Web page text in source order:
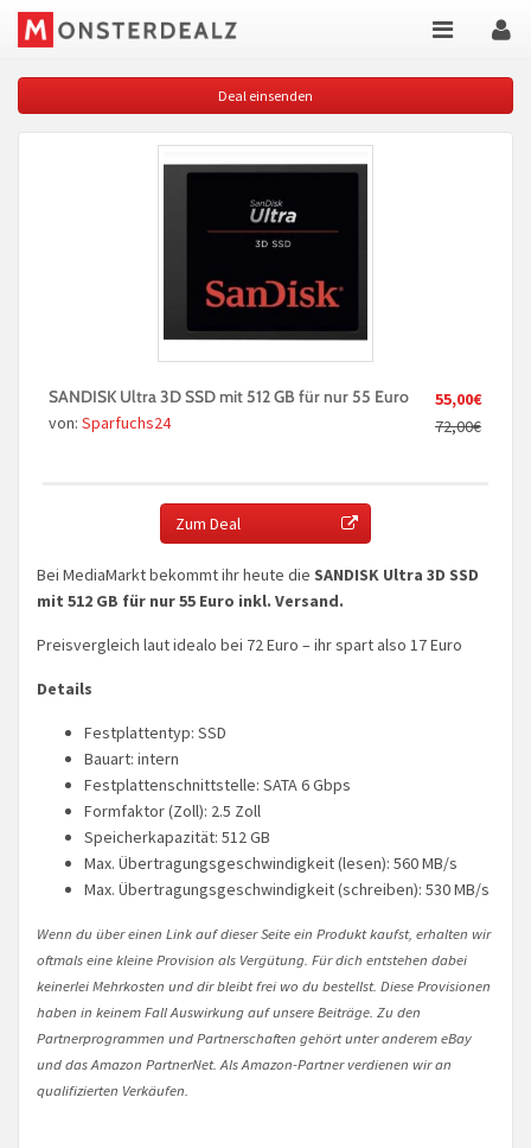
Deal einsenden
55,00€
72,00€
SANDISK Ultra 3D SSD mit 512 GB für nur 55 Euro
von: Sparfuchs24
Zum Deal
Bei MediaMarkt bekommt ihr heute die SANDISK Ultra 3D SSD
mit 512 GB für nur 55 Euro inkl. Versand.
Preisvergleich laut idealo bei 72 Euro – ihr spart also 17 Euro
Details
Festplattentyp: SSD
Bauart: intern
Festplattenschnittstelle: SATA 6 Gbps
Formfaktor (Zoll): 2.5 Zoll
Speicherkapazität: 512 GB
Max. Übertragungsgeschwindigkeit (lesen): 560 MB/s
Max. Übertragungsgeschwindigkeit (schreiben): 530 MB/s
Wenn du über einen Link auf dieser Seite ein Produkt kaufst, erhalten wir
oftmals eine kleine Provision als Vergütung. Für dich entstehen dabei
keinerlei Mehrkosten und dir bleibt frei wo du bestellst. Diese Provisionen
haben in keinem Fall Auswirkung auf unsere Beiträge. Zu den
Partnerprogrammen und Partnerschaften gehört unter anderem eBay
und das Amazon PartnerNet. Als Amazon-Partner verdienen wir an
qualifizierten Verkäufen.